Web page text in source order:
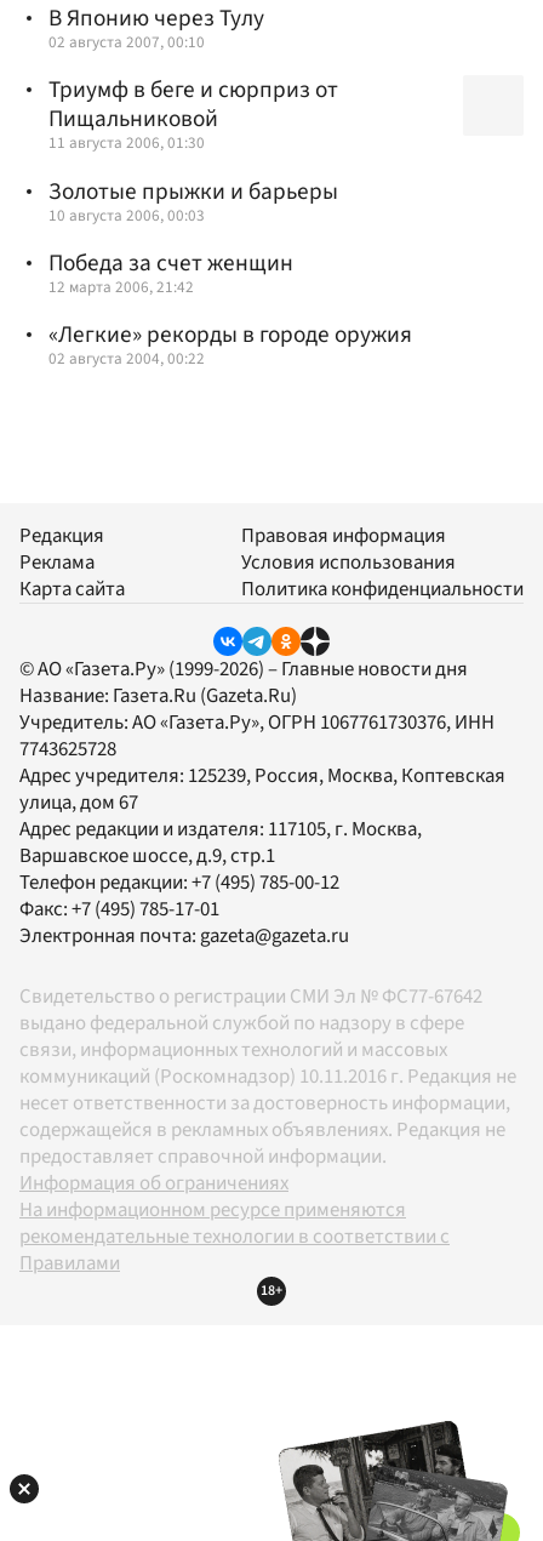
В Японию через Тулу
02 августа 2007, 00:10
Триумф в беге и сюрприз от
Пищальниковой
11 августа 2006, 01:30
Золотые прыжки и барьеры
10 августа 2006, 00:03
Победа за счет женщин
12 марта 2006, 21:42
«Легкие» рекорды в городе оружия
02 августа 2004, 00:22
Редакция
Реклама
Карта сайта
Правовая информация
Условия использования
Политика конфиденциальности
© АО «Газета.Ру» (1999-2026) – Главные новости дня
Название: Газета.Ru (Gazeta.Ru)
Учредитель:АО «Газета.Ру», ОГРН 1067761730376, ИНН
7743625728
Адрес учредителя: 125239, Россия, Москва, Коптевская
улица, дом 67
Адрес редакции и издателя: 117105, г. Москва,
Варшавское шоссе, д.9, стр.1
Телефон редакции:+7 (495) 785-00-12
Факс:+7 (495) 785-17-01
Электронная почта: gazeta@gazeta.ru
Свидетельство о регистрации СМИ Эл № ФС77-67642
выдано федеральной службой по надзору в сфере
связи, информационных технологий и массовых
коммуникаций (Роскомнадзор) 10.11.2016 г. Редакция не
несет ответственности за достоверность информации,
содержащейся в рекламных объявлениях. Редакция не
предоставляет справочной информации.
Информация об ограничениях
На информационном ресурсе применяются
рекомендательные технологии в соответствии с
Правилами
18+